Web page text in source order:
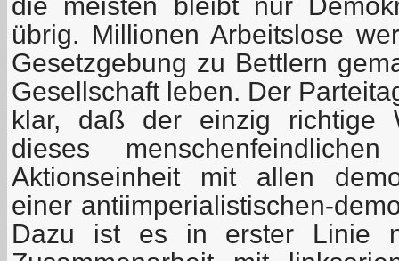
übrig. Millionen Arbeitslose
Gesetzgebung zu Bettlern
Gesellschaft leben. Der
klar, daß der einzig richtige
dieses
Aktionseinheit mit allen
einer antiimperialistischen-
Dazu ist es in erster Linie